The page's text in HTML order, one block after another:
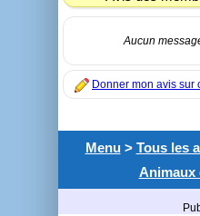
Aucun
Donner mon avis sur
Menu> Tous les
Animaux